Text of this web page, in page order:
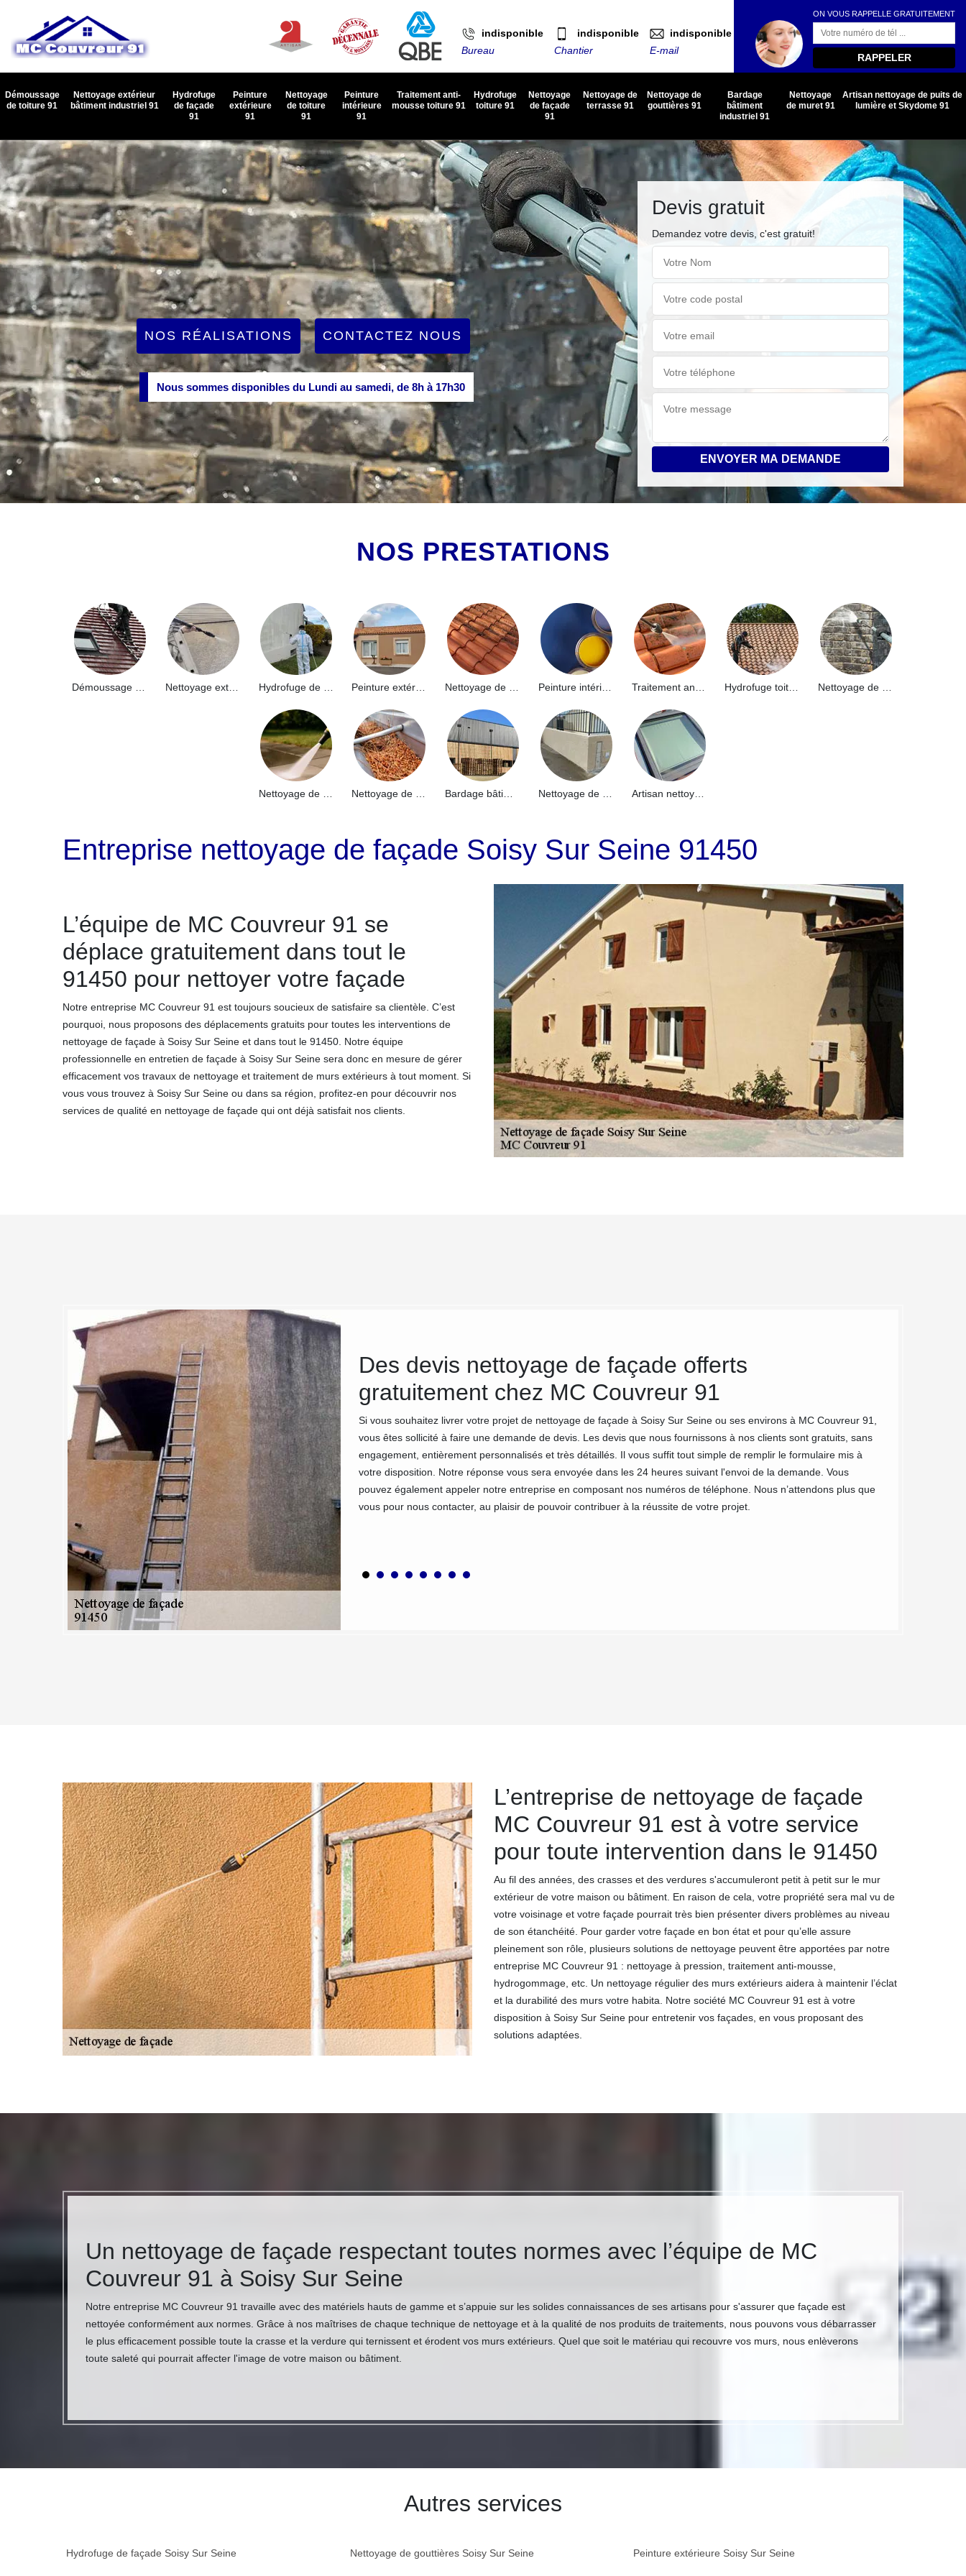
indisponible
Bureau
indisponible
Chantier
indisponible
E-mail
ON VOUS RAPPELLE GRATUITEMENT
Démoussage
de toiture 91
Nettoyage extérieur
bâtiment industriel 91
Hydrofuge
de façade
91
Peinture
extérieure
91
Nettoyage
de toiture
91
Peinture
intérieure
91
Traitement anti-
mousse toiture 91
Hydrofuge
toiture 91
Nettoyage
de façade
91
Nettoyage de
terrasse 91
Nettoyage de
gouttières 91
Bardage
bâtiment
industriel 91
Nettoyage
de muret 91
Artisan nettoyage de puits de
lumière et Skydome 91
NOS RÉALISATIONS CONTACTEZ NOUS
Nous sommes disponibles du Lundi au samedi, de 8h à 17h30
Devis gratuit
Demandez votre devis, c'est gratuit!
NOS PRESTATIONS
Nettoyage extérieur bâtiment industriel 91 Peinture intérieure 91
Artisan nettoyage de puits de lumière et Skydome 91
Entreprise nettoyage de façade Soisy Sur Seine 91450
L’équipe de MC Couvreur 91 se
déplace gratuitement dans tout le
91450 pour nettoyer votre façade
Notre entreprise MC Couvreur 91 est toujours soucieux de satisfaire sa clientèle. C’est
pourquoi, nous proposons des déplacements gratuits pour toutes les interventions de
nettoyage de façade à Soisy Sur Seine et dans tout le 91450. Notre équipe
professionnelle en entretien de façade à Soisy Sur Seine sera donc en mesure de gérer
efficacement vos travaux de nettoyage et traitement de murs extérieurs à tout moment. Si
vous vous trouvez à Soisy Sur Seine ou dans sa région, profitez-en pour découvrir nos
services de qualité en nettoyage de façade qui ont déjà satisfait nos clients.
: Les règles de sécurité
nettoyage de façade à Soisy
tout le 91450
être respectées lors du nettoyage des murs extérieurs. MC Couvreur 91
de toutes tailles et sur toutes les hauteurs. Pour mener à bien
à notre équipe des équipements de sécurité hauts de gamme.
strictement les normes et réglementations de sécurité en vigueur. Ainsi, si
à réaliser à Soisy Sur Seine ou ses environs, vous pouvez confier en
91 et son équipe.
Des devis nettoyage de façade offerts
gratuitement chez MC Couvreur 91
Si vous souhaitez livrer votre projet de nettoyage de façade à Soisy Sur Seine ou ses environs à MC Couvreur 91,
vous êtes sollicité à faire une demande de devis. Les devis que nous fournissons à nos clients sont gratuits, sans
engagement, entièrement personnalisés et très détaillés. Il vous suffit tout simple de remplir le formulaire mis à
votre disposition. Notre réponse vous sera envoyée dans les 24 heures suivant l'envoi de la demande. Vous
pouvez également appeler notre entreprise en composant nos numéros de téléphone. Nous n’attendons plus que
vous pour nous contacter, au plaisir de pouvoir contribuer à la réussite de votre projet.
L’entreprise de nettoyage de façade
MC Couvreur 91 est à votre service
pour toute intervention dans le 91450
Au fil des années, des crasses et des verdures s'accumuleront petit à petit sur le mur
extérieur de votre maison ou bâtiment. En raison de cela, votre propriété sera mal vu de
votre voisinage et votre façade pourrait très bien présenter divers problèmes au niveau
de son étanchéité. Pour garder votre façade en bon état et pour qu’elle assure
pleinement son rôle, plusieurs solutions de nettoyage peuvent être apportées par notre
entreprise MC Couvreur 91 : nettoyage à pression, traitement anti-mousse,
hydrogommage, etc. Un nettoyage régulier des murs extérieurs aidera à maintenir l’éclat
et la durabilité des murs votre habita. Notre société MC Couvreur 91 est à votre
disposition à Soisy Sur Seine pour entretenir vos façades, en vous proposant des
solutions adaptées.
Un nettoyage de façade respectant toutes normes avec l’équipe de MC
Couvreur 91 à Soisy Sur Seine
Notre entreprise MC Couvreur 91 travaille avec des matériels hauts de gamme et s’appuie sur les solides connaissances de ses artisans pour s'assurer que façade est
nettoyée conformément aux normes. Grâce à nos maîtrises de chaque technique de nettoyage et à la qualité de nos produits de traitements, nous pouvons vous débarrasser
le plus efficacement possible toute la crasse et la verdure qui ternissent et érodent vos murs extérieurs. Quel que soit le matériau qui recouvre vos murs, nous enlèverons
toute saleté qui pourrait affecter l'image de votre maison ou bâtiment.
Autres services
Hydrofuge de façade Soisy Sur Seine Nettoyage de gouttières Soisy Sur Seine Peinture extérieure Soisy Sur Seine